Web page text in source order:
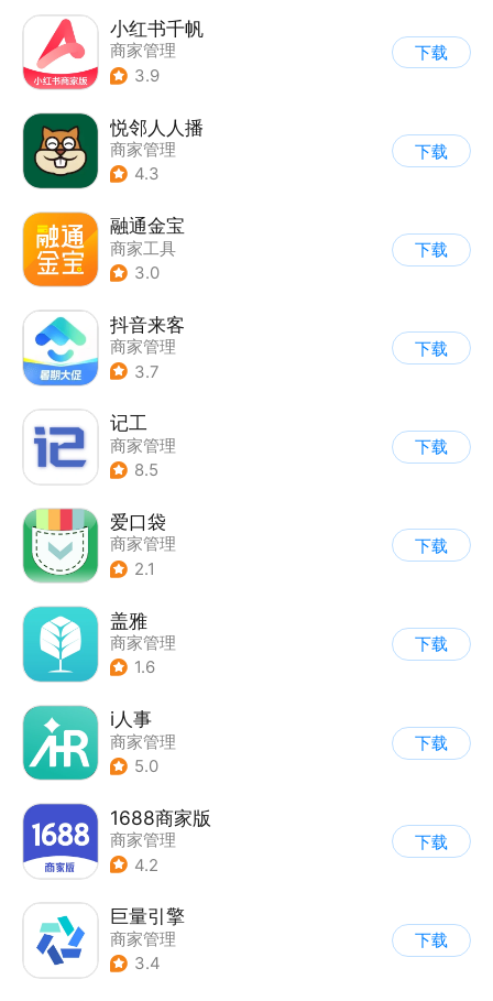
小红书千帆
商家管理
3.9
下载
悦邻人人播
商家管理
4.3
下载
融通金宝
商家工具
3.0
下载
抖音来客
商家管理
3.7
下载
记工
商家管理
8.5
下载
爱口袋
商家管理
2.1
下载
盖雅
商家管理
1.6
下载
i人事
商家管理
5.0
下载
1688商家版
商家管理
4.2
下载
巨量引擎
商家管理
3.4
下载